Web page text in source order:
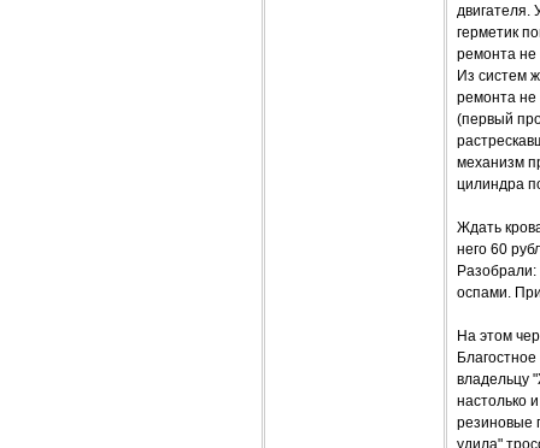
двигателя.
герметик
ремонта не
Из систем
ремонта не
(первый
механизм
цилиндра
Ждать
него 60
оспами.
На этом
владельцу
настолько
резиновые